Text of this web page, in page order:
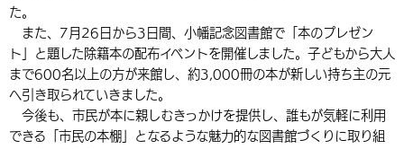
た。
また、7月26日から3日間、小幡記念図書館で「本のプレゼン
ト」と題した除籍本の配布イベントを開催しました。子どもから大人
まで600名以上の方が来館し、約3,000冊の本が新しい持ち主の元
へ引き取られていきました。
今後も、市民が本に親しむきっかけを提供し、誰もが気軽に利用
できる「市民の本棚」となるような魅力的な図書館づくりに取り組